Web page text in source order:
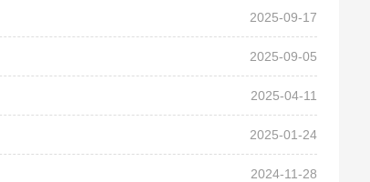
2025-09-17
2025-09-05
2025-04-11
2025-01-24
2024-11-28